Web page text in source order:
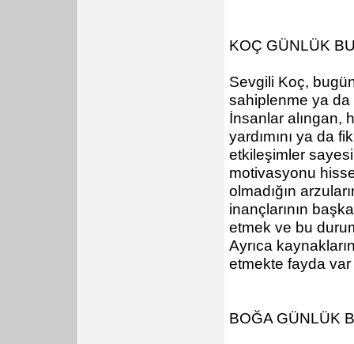
KOÇ GÜNLÜK
Sevgili Koç,
sahiplenme ya
İnsanlar alıngan,
yardımını ya da
etkileşimler
motivasyonu
olmadığın
inançlarının
etmek ve bu
Ayrıca
etmekte fayda var
BOĞA GÜNLÜK